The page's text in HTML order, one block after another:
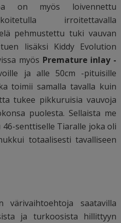
on myös loivennettu
irroitettavalla
pehmustettu tuki vauvan
lisäksi Kiddy Evolution
myös Premature inlay -
ja alle 50cm -pituisille
toimii samalla tavalla kuin
tukee pikkuruisia vauvoja
puolesta. Sellaista me
senttiselle Tiaralle joka oli
totaalisesti tavalliseen
saatavilla
ja turkoosista hillittyyn